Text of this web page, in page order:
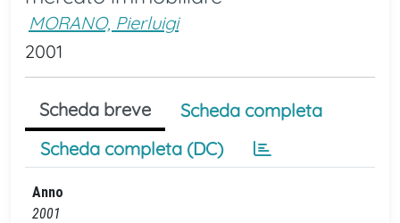
MORANO, Pierluigi
2001
Scheda breve
Scheda completa
Scheda completa (DC)
Anno
2001